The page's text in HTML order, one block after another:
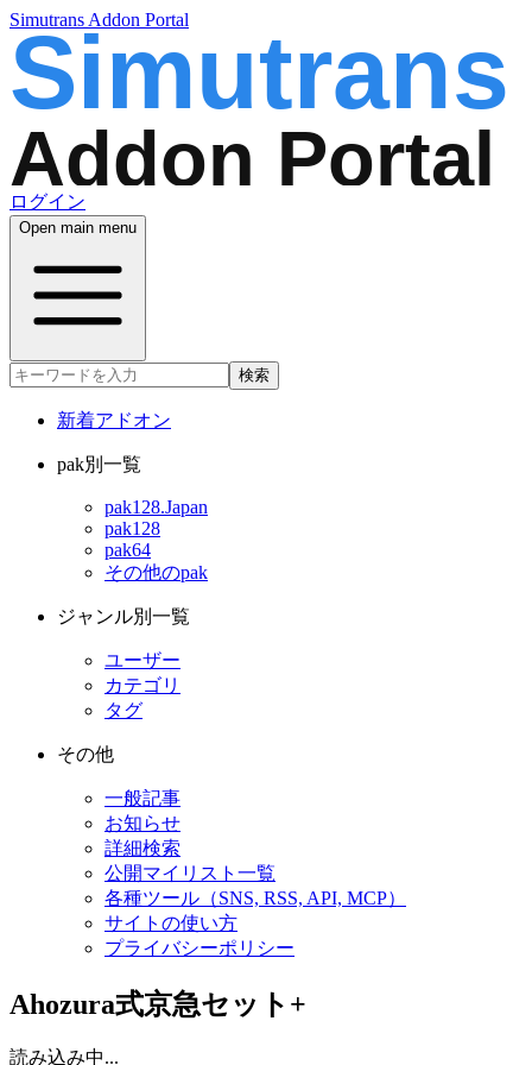
Simutrans Addon Portal
ログイン
Open main menu
検索
新着アドオン
pak別一覧
pak128.Japan
pak128
pak64
その他のpak
ジャンル別一覧
ユーザー
カテゴリ
タグ
その他
一般記事
お知らせ
詳細検索
公開マイリスト一覧
各種ツール（SNS, RSS, API, MCP）
サイトの使い方
プライバシーポリシー
Ahozura式京急セット+
読み込み中...